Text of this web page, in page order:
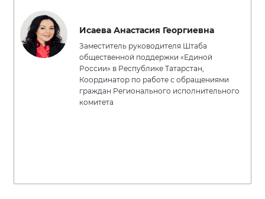
Исаева Анастасия Георгиевна
Заместитель руководителя Штаба
общественной поддержки «Единой
России» в Республике Татарстан,
Координатор по работе с обращениями
граждан Регионального исполнительного
комитета